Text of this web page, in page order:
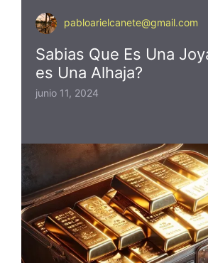
pabloarielcanete@gmail.com
Sabias Que Es Una
es Una Alhaja?
junio 11, 2024